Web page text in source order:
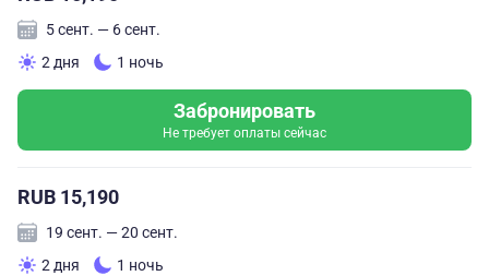
5 сент. — 6 сент.
2 дня
1 ночь
Забронировать
Не требует оплаты сейчас
RUB 15,190
19 сент. — 20 сент.
2 дня
1 ночь